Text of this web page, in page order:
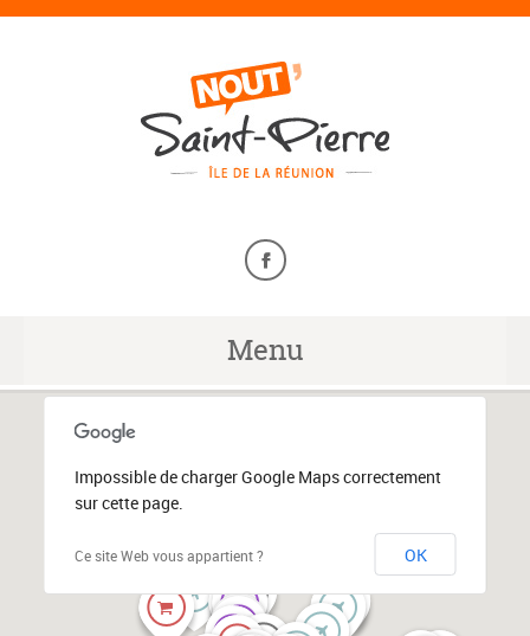
Menu
Impossible de charger Google Maps correctement
sur cette page.
Ce site Web vous appartient ? OK